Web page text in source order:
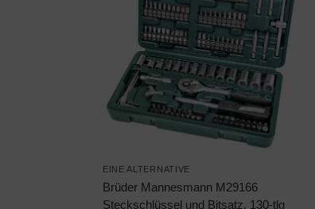
EINE ALTERNATIVE
Brüder Mannesmann M29166
Steckschlüssel und Bitsatz, 130-tlg